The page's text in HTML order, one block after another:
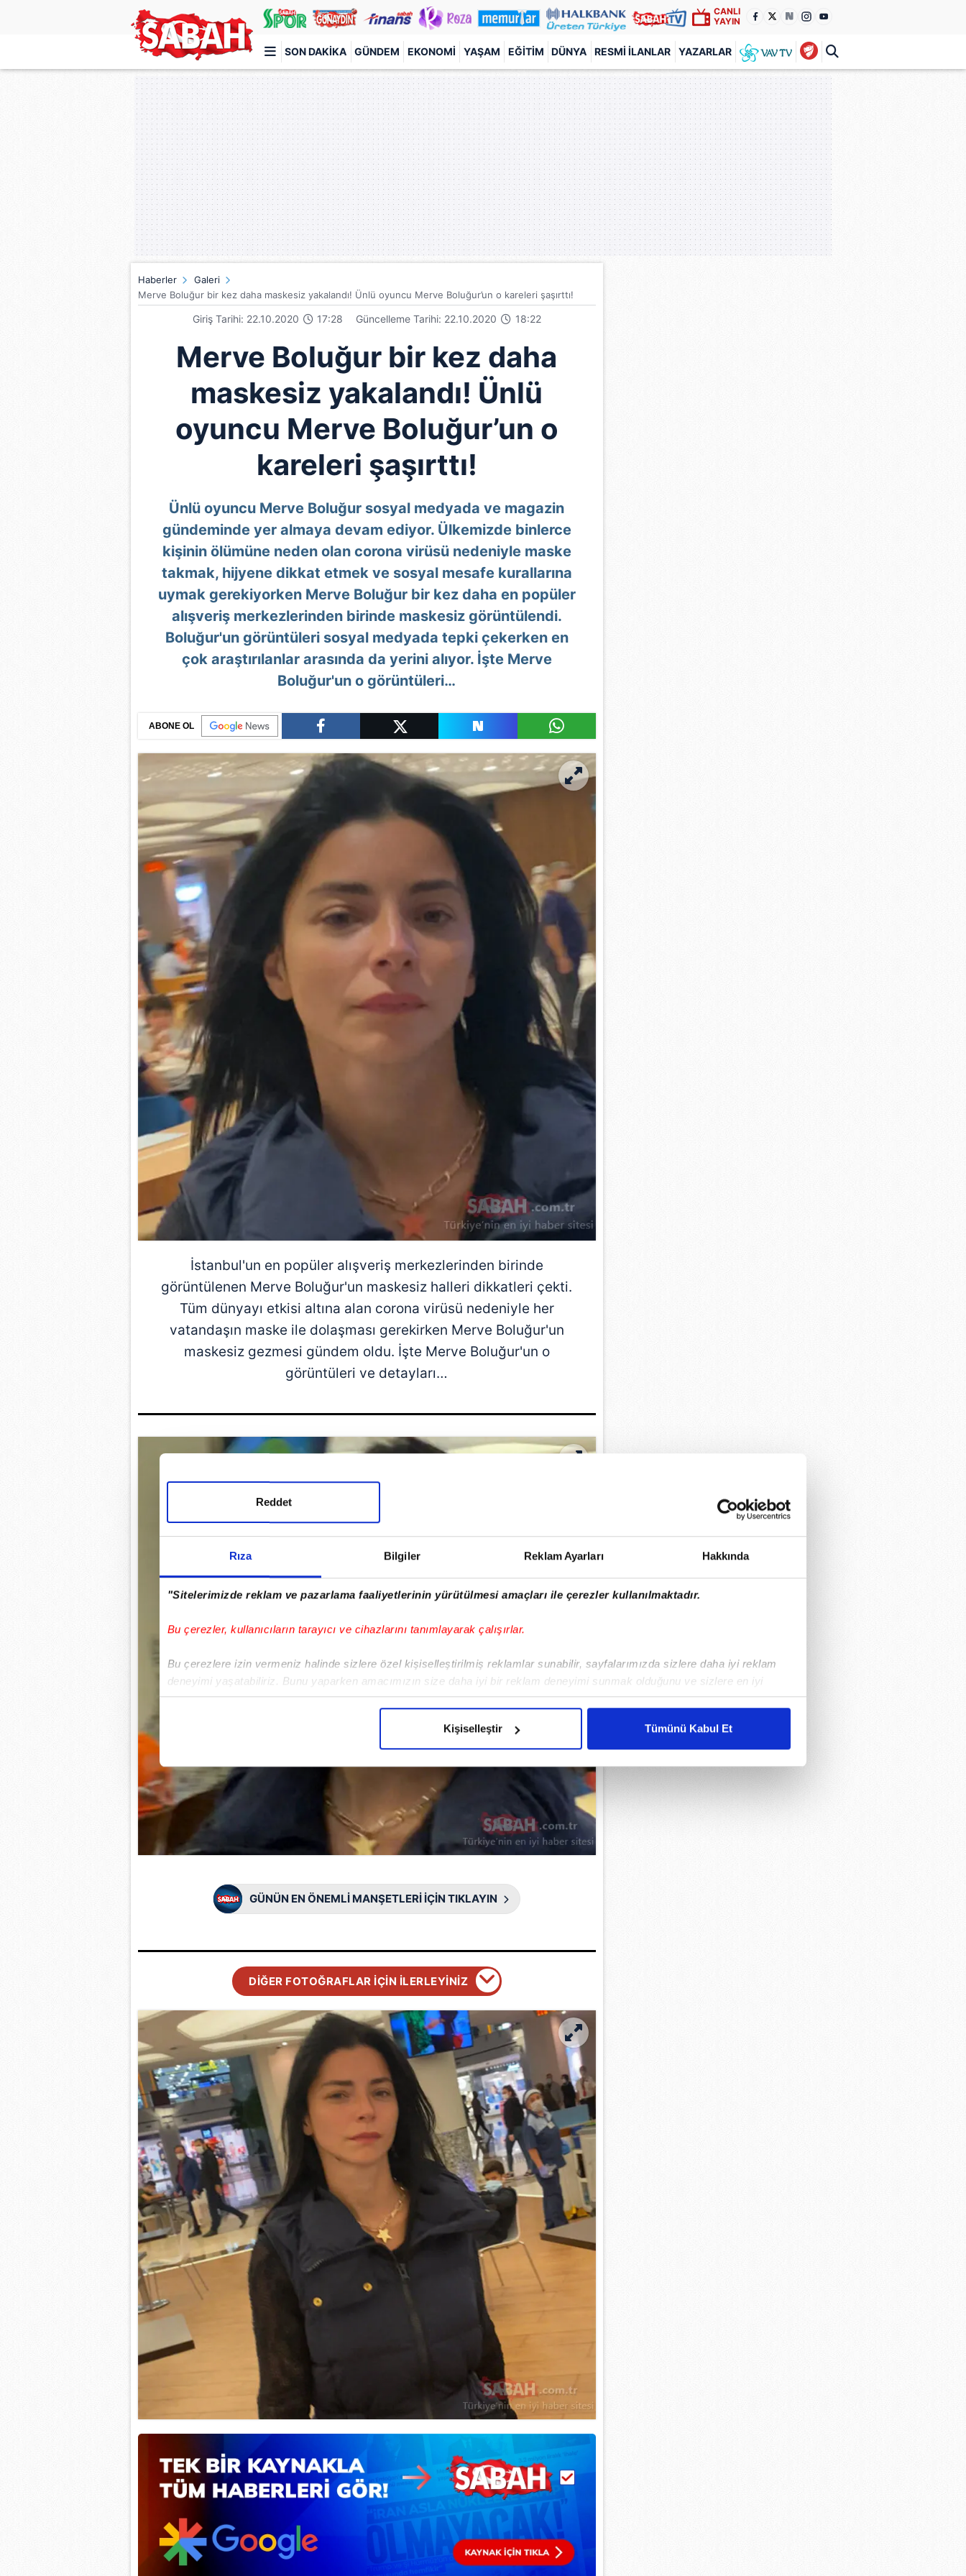
Rıza Bilgiler Reklam Ayarları Hakkında
"Sitelerimizde reklam ve pazarlama faaliyetlerinin yürütülmesi amaçları ile çerezler kullanılmaktadır.
Bu çerezler, kullanıcıların tarayıcı ve cihazlarını tanımlayarak çalışırlar.
Bu çerezlere izin vermeniz halinde sizlere özel kişiselleştirilmiş reklamlar sunabilir, sayfalarımızda sizlere daha iyi reklam
deneyimi yaşatabiliriz. Bunu yaparken amacımızın size daha iyi bir reklam deneyimi sunmak olduğunu ve sizlere en iyi
içerikleri sunabilmek adına elimizden gelen çabayı gösterdiğimizi ve bu noktada, reklamların maliyetlerimizi karşılamak
Her halükârda, kullanıcılar, bu çerezlere izin vermedikleri takdirde, kullanıcılara hedefli reklamlar gösterilmeyecektir."
Sizlere daha iyi bir hizmet sunabilmek için İnternet Sitemizde kendimize ve üçüncü kişilere ait çerezler kullanılmaktadır. Bu
çerezler vasıtasıyla çeşitli kişisel verileriniz işlenmekte olup gerekli olan çerezler bilgi toplumu hizmetlerinin sunulması
amacıyla kullanılmaktadır. Diğer çerezler, sitemizin daha işlevsel kılınması ve kişiselleştirilmesi ve sizlere yönelik
reklam/pazarlama faaliyetlerinin yapılması, amaçlarıyla sınırlı olarak açık rızanız dahilinde kullanılacaktır.
butonuna tıklayabilir,Çerez Bilgilendirme Metnimiziziyaret edebilirsiniz.
Reddet
Kişiselleştir Tümünü Kabul Et
CANLI
YAYIN
SON DAKIKA GÜNDEM EKONOMI YAŞAM EĞITIM DÜNYA RESMI İLANLAR YAZARLAR
Türkiye'nin en iyi haber sitesi
Haberler
Galeri
Merve Boluğur bir kez daha maskesiz yakalandı! Ünlü oyuncu Merve Boluğur’un o kareleri şaşırttı!
Giriş Tarihi: 22.10.2020 17:28 Güncelleme Tarihi: 22.10.2020 18:22
Merve Boluğur bir kez daha
maskesiz yakalandı! Ünlü
oyuncu Merve Boluğur’un o
kareleri şaşırttı!
Ünlü oyuncu Merve Boluğur sosyal medyada ve magazin
gündeminde yer almaya devam ediyor. Ülkemizde binlerce
kişinin ölümüne neden olan corona virüsü nedeniyle maske
takmak, hijyene dikkat etmek ve sosyal mesafe kurallarına
uymak gerekiyorken Merve Boluğur bir kez daha en popüler
alışveriş merkezlerinden birinde maskesiz görüntülendi.
Boluğur'un görüntüleri sosyal medyada tepki çekerken en
çok araştırılanlar arasında da yerini alıyor. İşte Merve
Boluğur'un o görüntüleri…
ABONE OL
İstanbul'un en popüler alışveriş merkezlerinden birinde
görüntülenen Merve Boluğur'un maskesiz halleri dikkatleri çekti.
Tüm dünyayı etkisi altına alan corona virüsü nedeniyle her
vatandaşın maske ile dolaşması gerekirken Merve Boluğur'un
maskesiz gezmesi gündem oldu. İşte Merve Boluğur'un o
görüntüleri ve detayları…
GÜNÜN EN ÖNEMLİ MANŞETLERİ İÇİN TIKLAYIN
DİĞER FOTOĞRAFLAR İÇİN İLERLEYİNİZ